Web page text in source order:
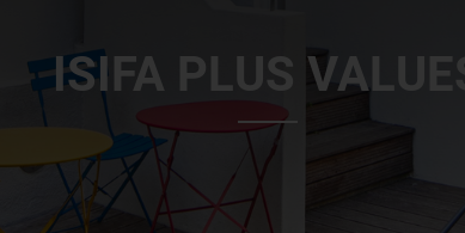
ISIFA PLUS